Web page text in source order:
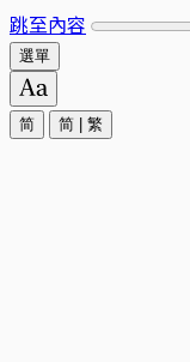
跳至內容
選單
简 简 繁